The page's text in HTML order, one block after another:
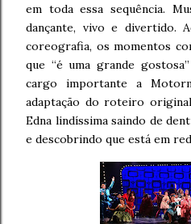
em toda essa sequência.
dançante, vivo e divertido.
coreografia, os momentos
que “é uma grande
cargo importante a
adaptação do roteiro
Edna lindíssima saindo de
e descobrindo que está em